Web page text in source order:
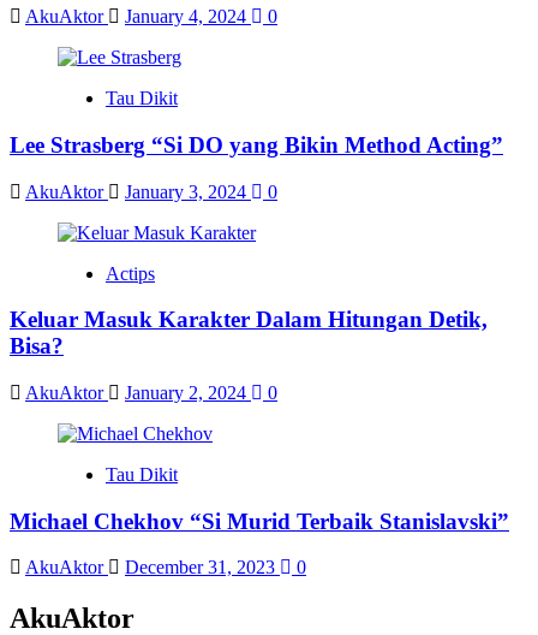
AkuAktor January 4, 2024 0
Tau Dikit
Lee Strasberg “Si DO yang Bikin Method Acting”
AkuAktor January 3, 2024 0
Actips
Keluar Masuk Karakter Dalam Hitungan Detik,
Bisa?
AkuAktor January 2, 2024 0
Tau Dikit
Michael Chekhov “Si Murid Terbaik Stanislavski”
AkuAktor December 31, 2023 0
AkuAktor